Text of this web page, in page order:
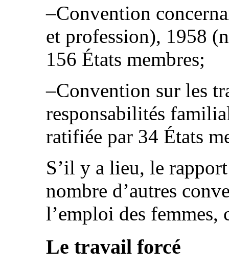
–Convention
et profession), 1958
156 États membres;
–Convention sur les
responsabilités
ratifiée par 34 États
S’il y a lieu, le
nombre d’autres
l’emploi des femmes,
Le travail forcé